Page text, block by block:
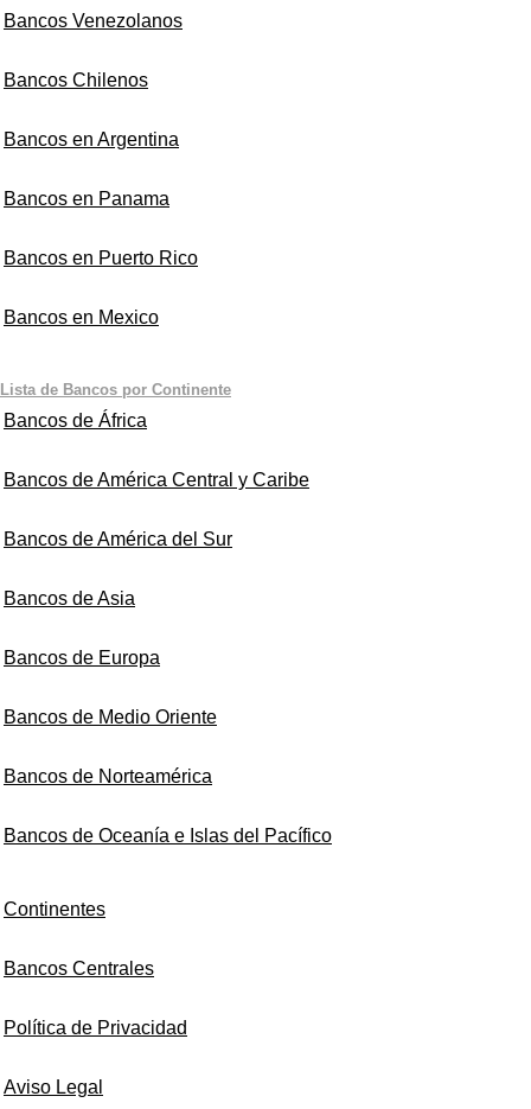
Bancos Venezolanos
Bancos Chilenos
Bancos en Argentina
Bancos en Panama
Bancos en Puerto Rico
Bancos en Mexico
Lista de Bancos por Continente
Bancos de África
Bancos de América Central y Caribe
Bancos de América del Sur
Bancos de Asia
Bancos de Europa
Bancos de Medio Oriente
Bancos de Norteamérica
Bancos de Oceanía e Islas del Pacífico
Continentes
Bancos Centrales
Política de Privacidad
Aviso Legal